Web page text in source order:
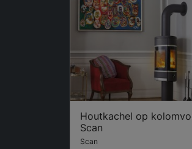
Houtkachel op
Scan
Scan